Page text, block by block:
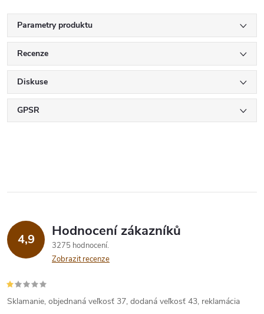
Parametry produktu
Recenze
Diskuse
GPSR
4,9 Hodnocení zákazníků
3275 hodnocení
Zobrazit recenze
Sklamanie, objednaná veľkosť 37, dodaná veľkosť 43, reklamácia